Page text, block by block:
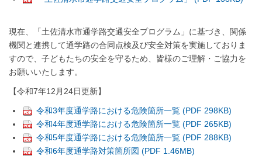
現在、「土佐清水市通学路交通安全プログラム」に基づき、関係
機関と連携して通学路の合同点検及び安全対策を実施しておりま
すので、子どもたちの安全を守るため、皆様のご理解・ご協力を
お願いいたします。
【令和7年12月24日更新】
令和3年度通学路における危険箇所一覧 (PDF 298KB)
令和4年度通学路における危険箇所一覧 (PDF 265KB)
令和5年度通学路における危険箇所一覧 (PDF 288KB)
令和6年度通学路対策箇所図 (PDF 1.46MB)